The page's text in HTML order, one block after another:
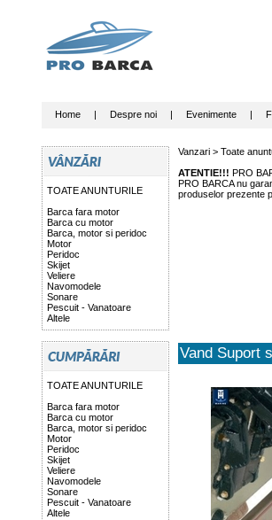
Home| Despre noi| Evenimente|
TOATE ANUNTURILE
Barca fara motor
Barca cu motor
Barca, motor si peridoc
Motor
Peridoc
Skijet
Veliere
Navomodele
Sonare
Pescuit - Vanatoare
Altele
TOATE ANUNTURILE
Barca fara motor
Barca cu motor
Barca, motor si peridoc
Motor
Peridoc
Skijet
Veliere
Navomodele
Sonare
Pescuit - Vanatoare
Altele
Vanzari > Toate
ATENTIE!!! PRO
PRO BARCA nu
produselor prezente
Vand Suport